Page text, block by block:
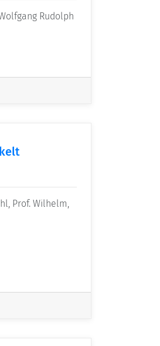
Rudolph
Prof. Wilhelm,